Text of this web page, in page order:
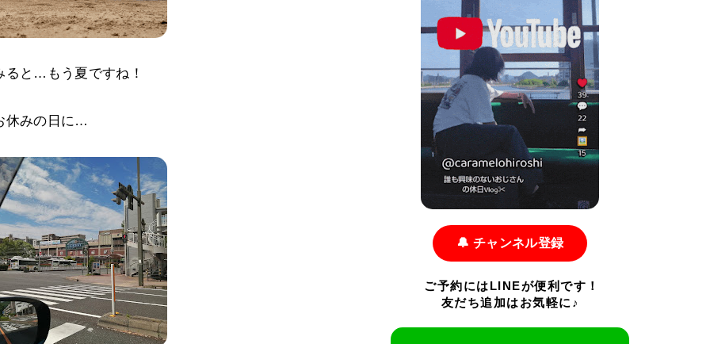
ると…もう夏ですね！
休みの日に…
🔔 チャンネル登録
ご予約にはLINEが便利です！
友だち追加はお気軽に♪